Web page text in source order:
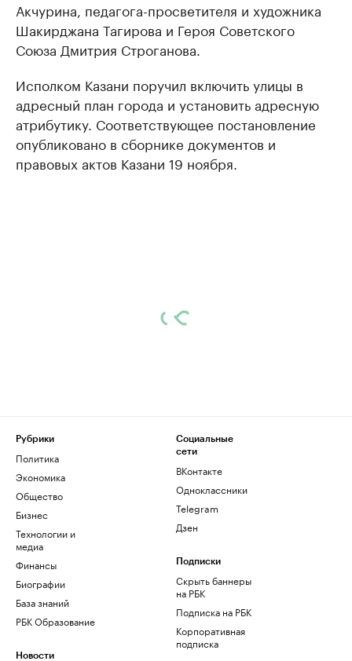
Акчурина, педагога-просветителя и художника
Шакирджана Тагирова и Героя Советского
Союза Дмитрия Строганова.
Исполком Казани поручил включить улицы в
адресный план города и установить адресную
атрибутику. Соответствующее постановление
опубликовано в сборнике документов и
правовых актов Казани 19 ноября.
Рубрики
Политика
Экономика
Общество
Бизнес
Технологии и
медиа
Финансы
Биографии
База знаний
РБК Образование
Новости
Социальные
сети
ВКонтакте
Одноклассники
Telegram
Дзен
Подписки
Скрыть баннеры
на РБК
Подписка на РБК
Корпоративная
подписка